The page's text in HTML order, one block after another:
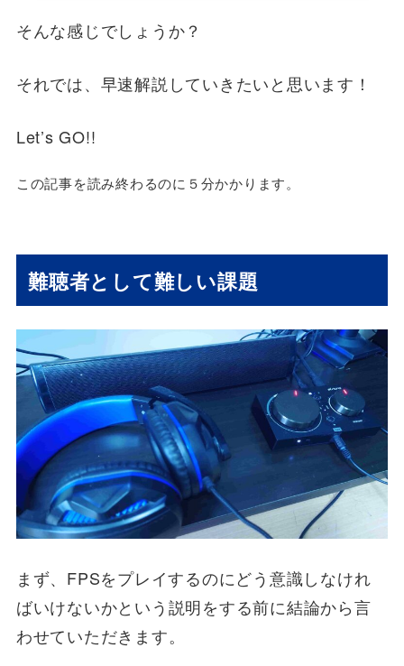
そんな感じでしょうか？
それでは、早速解説していきたいと思います！
Let’s GO!!
この記事を読み終わるのに５分かかります。
難聴者として難しい課題
まず、FPSをプレイするのにどう意識しなけれ
ばいけないかという説明をする前に結論から言
わせていただきます。